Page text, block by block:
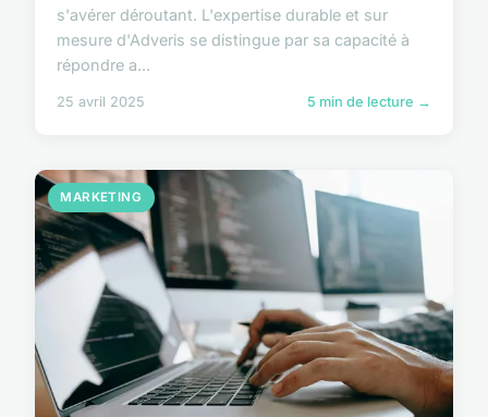
s'avérer déroutant. L'expertise durable et sur
mesure d'Adveris se distingue par sa capacité à
répondre a...
25 avril 2025 5 min de lecture →
MARKETING